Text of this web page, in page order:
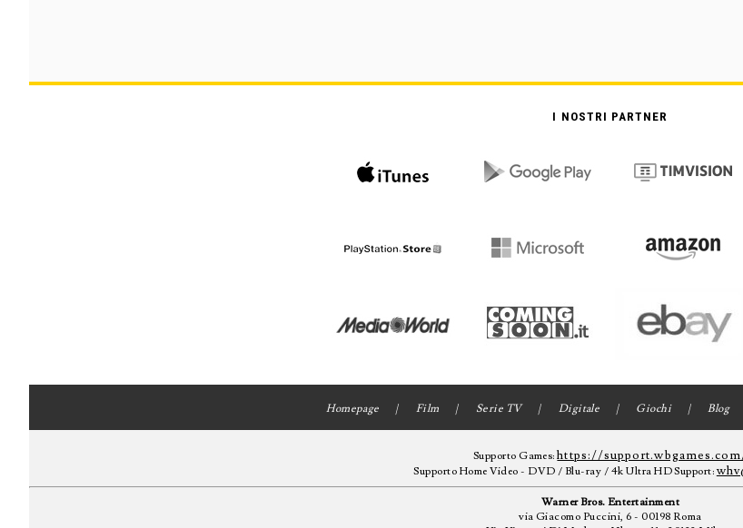
I NOSTRI PARTNER
Homepage Film Serie TV Digitale Giochi Blog
Supporto Games:https://
Supporto Home Video - DVD / Blu-ray / 4k Ultra HD Support:
Warner Bros. Entertainment
via Giacomo Puccini, 6 - 00198 Roma